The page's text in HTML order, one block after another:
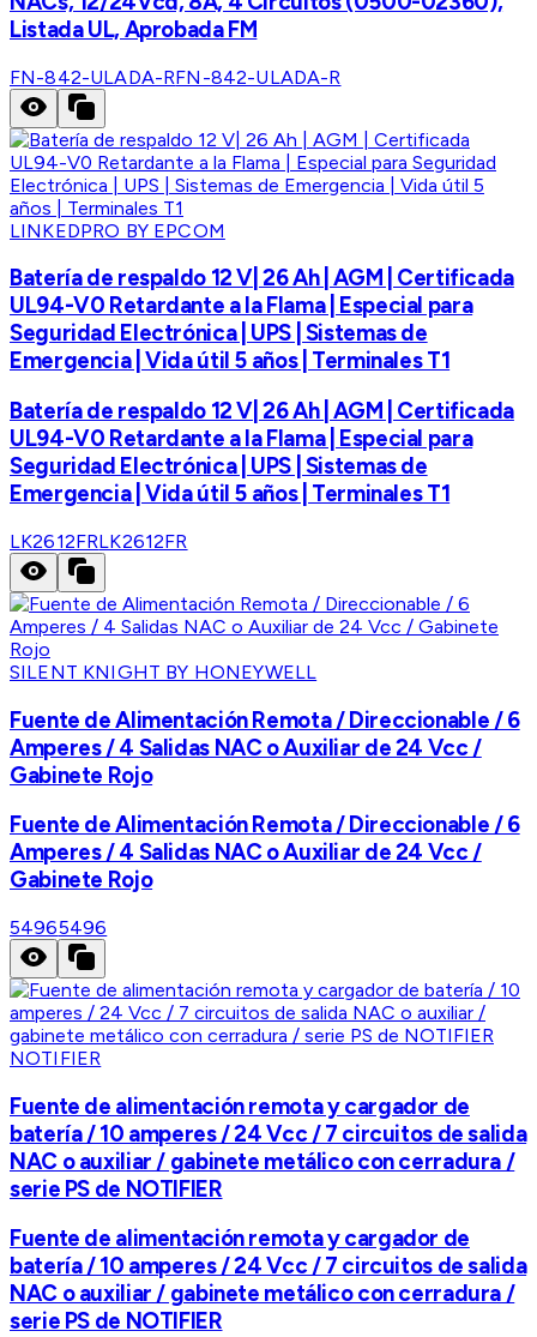
Listada UL, Aprobada FM
FN-842-ULADA-RFN-842-ULADA-R
LINKEDPRO BY EPCOM
Batería de respaldo 12 V| 26 Ah | AGM | Certificada
UL94-V0 Retardante a la Flama | Especial para
Seguridad Electrónica | UPS | Sistemas de
Emergencia | Vida útil 5 años | Terminales T1
Batería de respaldo 12 V| 26 Ah | AGM | Certificada
UL94-V0 Retardante a la Flama | Especial para
Seguridad Electrónica | UPS | Sistemas de
Emergencia | Vida útil 5 años | Terminales T1
LK2612FRLK2612FR
SILENT KNIGHT BY HONEYWELL
Fuente de Alimentación Remota / Direccionable / 6
Amperes / 4 Salidas NAC o Auxiliar de 24 Vcc /
Gabinete Rojo
Fuente de Alimentación Remota / Direccionable / 6
Amperes / 4 Salidas NAC o Auxiliar de 24 Vcc /
Gabinete Rojo
54965496
NOTIFIER
Fuente de alimentación remota y cargador de
batería / 10 amperes / 24 Vcc / 7 circuitos de salida
NAC o auxiliar / gabinete metálico con cerradura /
serie PS de NOTIFIER
Fuente de alimentación remota y cargador de
batería / 10 amperes / 24 Vcc / 7 circuitos de salida
NAC o auxiliar / gabinete metálico con cerradura /
serie PS de NOTIFIER